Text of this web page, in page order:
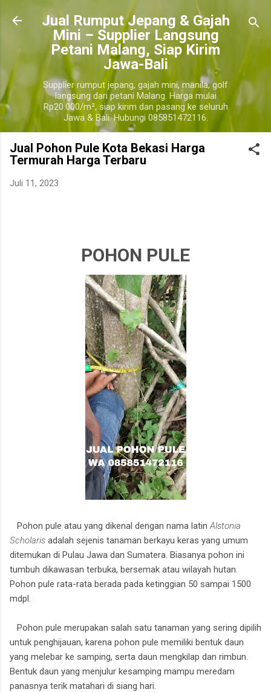
Langsung ke konten utama
​Jual Rumput Jepang & Gajah
Mini – Supplier Langsung
Petani Malang, Siap Kirim
Jawa-Bali
Supplier rumput jepang, gajah mini, manila, golf
langsung dari petani Malang. Harga mulai
Rp20.000/m², siap kirim dan pasang ke seluruh
Jawa & Bali. Hubungi 085851472116.
Jual Pohon Pule Kota Bekasi Harga
Termurah Harga Terbaru
Juli 11, 2023
POHON PULE
Pohon pule atau yang dikenal dengan nama latinAlstonia
Scholaris adalah sejenis tanaman berkayu keras yang umum
ditemukan di Pulau Jawa dan Sumatera. Biasanya pohon ini
tumbuh dikawasan terbuka, bersemak atau wilayah hutan.
Pohon pule rata-rata berada pada ketinggian 50 sampai 1500
mdpl.
Pohon pule merupakan salah satu tanaman yang sering dipilih
untuk penghijauan, karena pohon pule memiliki bentuk daun
yang melebar ke samping, serta daun mengkilap dan rimbun.
Bentuk daun yang menjulur kesamping mampu meredam
panasnya terik matahari di siang hari.